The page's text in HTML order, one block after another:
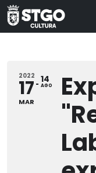
2022
17
MAR
14
AGO